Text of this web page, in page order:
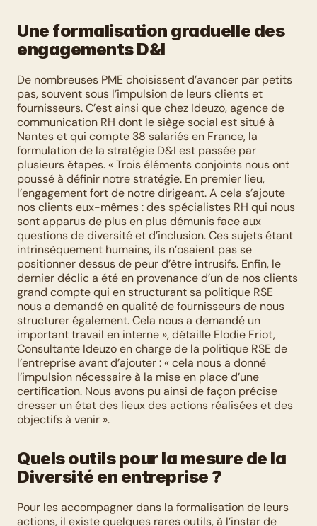
Une formalisation graduelle des
engagements D&I
De nombreuses PME choisissent d’avancer par petits
pas, souvent sous l’impulsion de leurs clients et
fournisseurs. C’est ainsi que chez Ideuzo, agence de
communication RH dont le siège social est situé à
Nantes et qui compte 38 salariés en France, la
formulation de la stratégie D&I est passée par
plusieurs étapes. « Trois éléments conjoints nous ont
poussé à définir notre stratégie. En premier lieu,
l’engagement fort de notre dirigeant. A cela s’ajoute
nos clients eux-mêmes : des spécialistes RH qui nous
sont apparus de plus en plus démunis face aux
questions de diversité et d’inclusion. Ces sujets étant
intrinsèquement humains, ils n’osaient pas se
positionner dessus de peur d’être intrusifs. Enfin, le
dernier déclic a été en provenance d’un de nos clients
grand compte qui en structurant sa politique RSE
nous a demandé en qualité de fournisseurs de nous
structurer également. Cela nous a demandé un
important travail en interne », détaille Elodie Friot,
Consultante Ideuzo en charge de la politique RSE de
l’entreprise avant d’ajouter : « cela nous a donné
l’impulsion nécessaire à la mise en place d’une
certification. Nous avons pu ainsi de façon précise
dresser un état des lieux des actions réalisées et des
objectifs à venir ».
Quels outils pour la mesure de la
Diversité en entreprise ?
Pour les accompagner dans la formalisation de leurs
actions, il existe quelques rares outils, à l’instar de